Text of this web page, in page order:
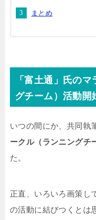
まとめ
「富土通」氏の
グチーム）活動開
いつの間にか、共同執
ークル（ランニングチ
た。
正直、いろいろ画策し
の活動に結びつくとは